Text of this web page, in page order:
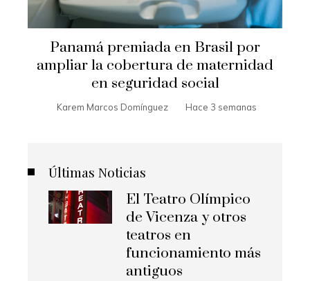
Panamá premiada en Brasil por
ampliar la cobertura de maternidad
en seguridad social
Karem Marcos Domínguez Hace 3 semanas
Últimas Noticias
El Teatro Olímpico
de Vicenza y otros
teatros en
funcionamiento más
antiguos